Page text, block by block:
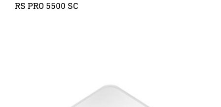
RS PRO 5500 SC